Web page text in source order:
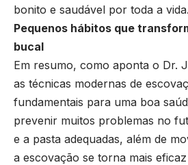
bonito e saudável por toda a vida.
Pequenos hábitos que
bucal
Em resumo, como aponta o Dr.
as técnicas modernas de
fundamentais para uma boa
prevenir muitos problemas no
e a pasta adequadas, além de
a escovação se torna mais